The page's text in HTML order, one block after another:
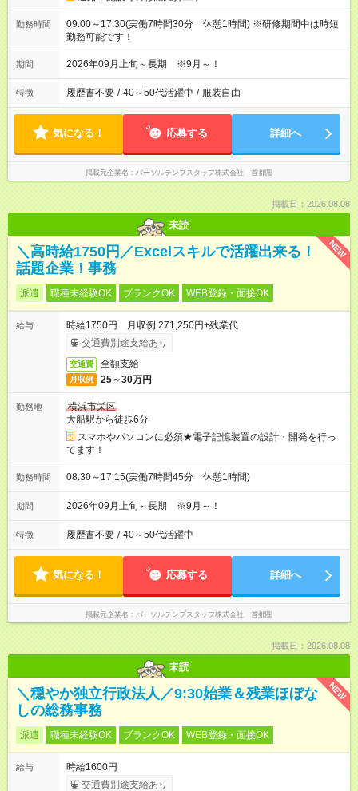
勤務時間
09:00～17:30(実働7時間30分 休憩1時間) ※研修期間中は時短
勤務可能です！
期間 2026年09月上旬～長期 ※9月～！
特徴 履歴書不要 / 40～50代活躍中 / 服装自由
気になる！ 応募する 詳細へ
掲載元企業名 パーソルテンプスタッフ株式会社 首都圏
掲載日：2026.08.08
未読
NEW
＼高時給1750円／Excelスキルで活躍出来る！
話題企業！事務
派遣 職種未経験OK ブランクOK WEB登録・面接OK
給与
時給1750円 月収例 271,250円+残業代
交通費別途支給あり
交通費 全額支給
月収例 25～30万円
勤務地
横浜市栄区
大船駅から徒歩6分
スマホやパソコンに必須★電子記憶装置の設計・開発を行っ
てます！
勤務時間 08:30～17:15(実働7時間45分 休憩1時間)
期間 2026年09月上旬～長期 ※9月～！
特徴 履歴書不要 / 40～50代活躍中
気になる！ 応募する 詳細へ
掲載元企業名 パーソルテンプスタッフ株式会社 首都圏
掲載日：2026.08.08
未読
NEW
＼穏やか独立行政法人／9:30始業＆残業ほぼな
しの総務事務
派遣 職種未経験OK ブランクOK WEB登録・面接OK
給与
時給1600円
交通費別途支給あり